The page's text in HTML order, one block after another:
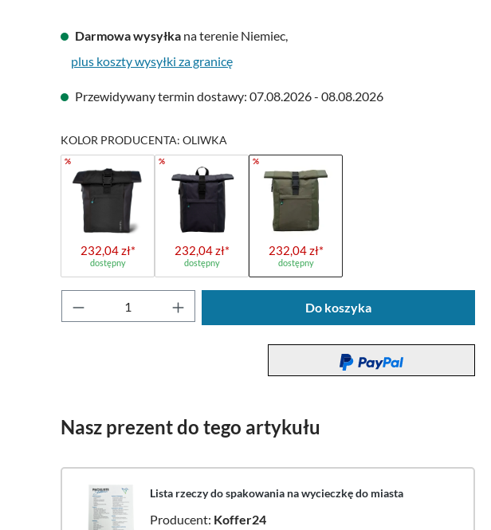
Darmowa wysyłka na terenie Niemiec,
plus koszty wysyłki za granicę
Przewidywany termin dostawy: 07.08.2026 - 08.08.2026
KOLOR PRODUCENTA: OLIWKA
%
232,04 zł*
dostępny
%
232,04 zł*
dostępny
%
232,04 zł*
dostępny
Ilość produktu: Wprowadź żądaną ilość lub użyj
Do koszyka
Nasz prezent do tego artykułu
Lista rzeczy do spakowania na wycieczkę do miasta
Producent: Koffer24